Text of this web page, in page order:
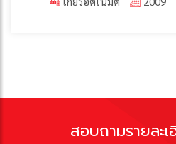
สอบถามรายละ